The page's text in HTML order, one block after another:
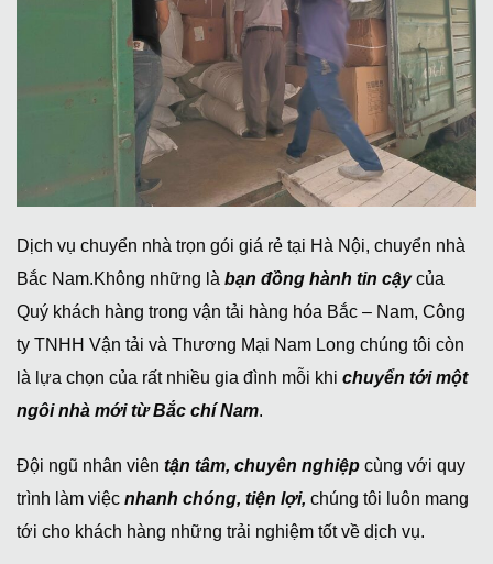
Dịch vụ chuyển nhà trọn gói giá rẻ tại Hà Nội, chuyển nhà
Bắc Nam.Không những là bạn đồng hành tin cậycủa
Quý khách hàng trong vận tải hàng hóa Bắc – Nam, Công
ty TNHH Vận tải và Thương Mại Nam Long chúng tôi còn
là lựa chọn của rất nhiều gia đình mỗi khi chuyển tới một
ngôi nhà mới từ Bắc chí Nam.
Đội ngũ nhân viên tận tâm, chuyên nghiệp cùng với quy
trình làm việc nhanh chóng, tiện lợi, chúng tôi luôn mang
tới cho khách hàng những trải nghiệm tốt về dịch vụ.